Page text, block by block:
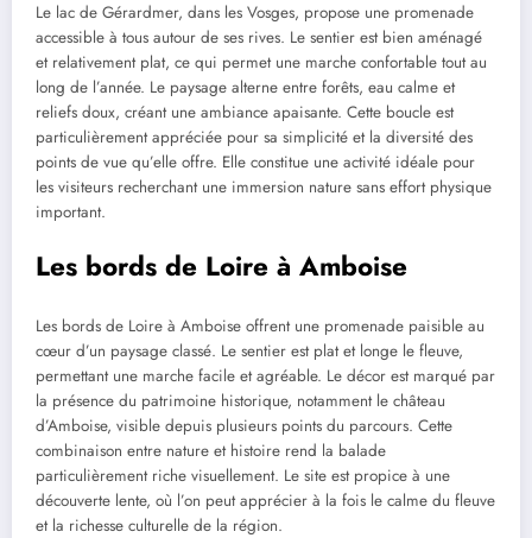
Le lac de Gérardmer, dans les Vosges, propose une promenade
accessible à tous autour de ses rives. Le sentier est bien aménagé
et relativement plat, ce qui permet une marche confortable tout au
long de l’année. Le paysage alterne entre forêts, eau calme et
reliefs doux, créant une ambiance apaisante. Cette boucle est
particulièrement appréciée pour sa simplicité et la diversité des
points de vue qu’elle offre. Elle constitue une activité idéale pour
les visiteurs recherchant une immersion nature sans effort physique
important.
Les bords de Loire à Amboise
Les bords de Loire à Amboise offrent une promenade paisible au
cœur d’un paysage classé. Le sentier est plat et longe le fleuve,
permettant une marche facile et agréable. Le décor est marqué par
la présence du patrimoine historique, notamment le château
d’Amboise, visible depuis plusieurs points du parcours. Cette
combinaison entre nature et histoire rend la balade
particulièrement riche visuellement. Le site est propice à une
découverte lente, où l’on peut apprécier à la fois le calme du fleuve
et la richesse culturelle de la région.